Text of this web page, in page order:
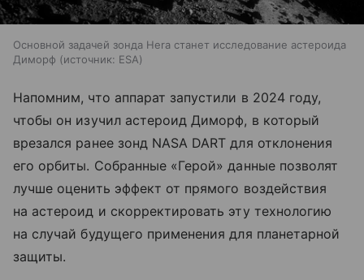
Основной задачей зонда Hera станет исследование астероида
Диморф
источник: ESA
Напомним, что аппарат запустили в 2024 году,
чтобы он изучил астероид Диморф, в который
врезался ранее зонд NASA DART для отклонения
его орбиты. Собранные «Герой» данные позволят
лучше оценить эффект от прямого воздействия
на астероид и скорректировать эту технологию
на случай будущего применения для планетарной
защиты.